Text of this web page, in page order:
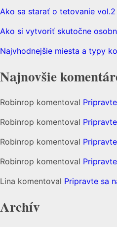
Ako sa starať o tetovanie vol.2
Ako si vytvoriť skutočne
Najvhodnejšie miesta a typy
Najnovšie
Robinrop komentoval
Robinrop komentoval
Robinrop komentoval
Robinrop komentoval
Lina komentoval Pripravte sa
Archív